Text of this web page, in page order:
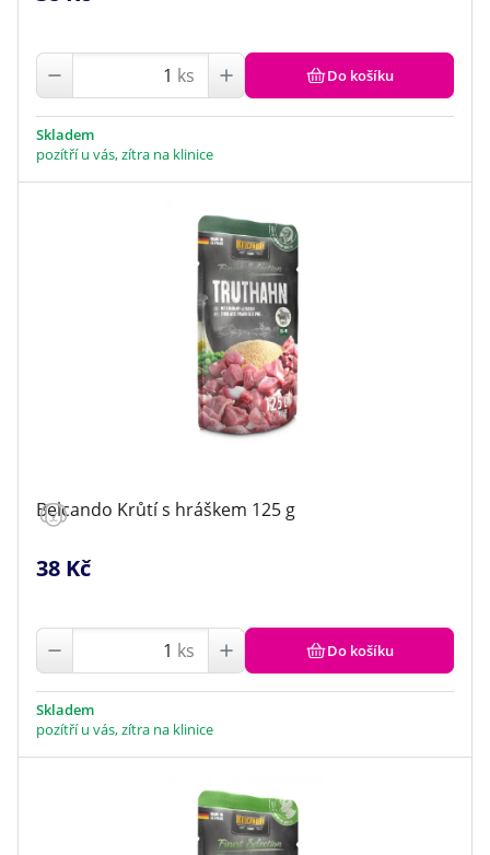
ks Do košíku
Skladem
pozítří u vás, zítra na klinice
Belcando Krůtí s hráškem 125 g
38 Kč
ks Do košíku
Skladem
pozítří u vás, zítra na klinice